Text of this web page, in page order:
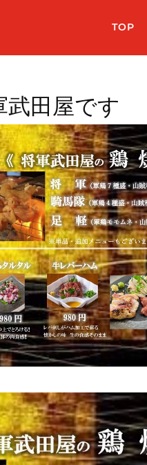
TOP
武田屋です